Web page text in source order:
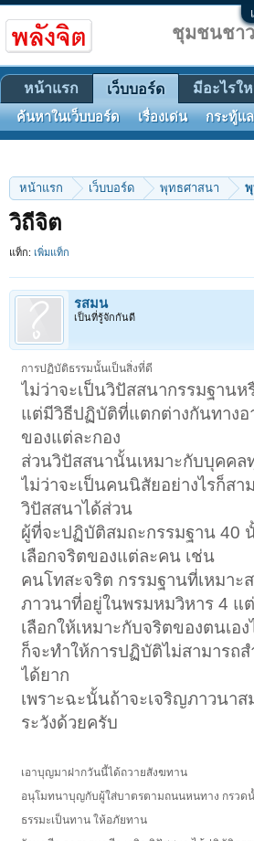
หน้าแรก เว็บบอร์ด พุทธศาสนา
วิถีจิต
แท็ก: เพิ่มแท็ก
รสมน
เป็นที่รู้จักกันดี
การปฏิบัติธรรมนั้นเป็นสิ่งที่ดี
ไม่ว่าจะเป็นวิปัสสนากรรมฐาน
แต่มีวิธีปฏิบัติที่แตกต่างกันทาง
ของแต่ละกอง
ส่วนวิปัสสนานั้นเหมาะกับบุคคล
ไม่ว่าจะเป็นคนนิสัยอย่างไรก็สา
วิปัสสนาได้ส่วน
ผู้ที่จะปฏิบัติสมถะกรรมฐาน 40
เลือกจริตของแต่ละคน เช่น
คนโทสะจริต กรรมฐานที่เหมาะ
ภาวนาที่อยู่ในพรมหมวิหาร 4 แ
เลือกให้เหมาะกับจริตของตนเอ
ก็จะทำให้การปฏิบัติไม่สามารถส
ได้ยาก
เพราะฉะนั้นถ้าจะเจริญภาวนาส
ระวังด้วยครับ
เอาบุญมาฝากวันนี้ได้ถวายสังฆทาน
อนุโมทนาบุญกับผู้ใส่บาตรตามถนนหนทาง กรวด
ธรรมะเป็นทาน ให้อภัยทาน
ชุมชนชา
หน้าแรก เว็บบอร์ด
ค้นหาในเว็บบอร์ด เรื่องเด่น กระทู้แ
มีอะไรใ